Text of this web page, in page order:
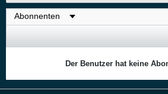
Der Benutzer hat keine